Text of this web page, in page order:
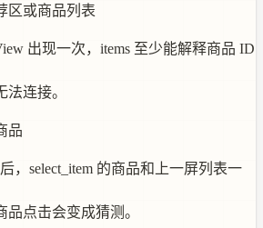
区或商品列表
出现一次，items 至少能解释商品 ID
连接。
品
，select_item 的商品和上一屏列表一
点击会变成猜测。